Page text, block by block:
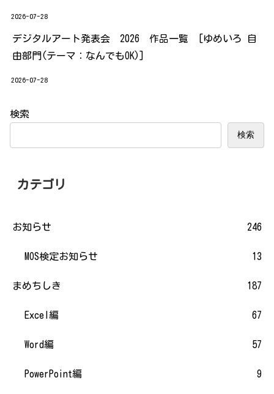
2026-07-28
デジタルアート発表会 2026 作品一覧 [ゆめいろ 自
由部門(テーマ：なんでもOK)]
2026-07-28
検索
検索
カテゴリ
お知らせ 246
MOS検定お知らせ 13
まめちしき 187
Excel編 67
Word編 57
PowerPoint編 9